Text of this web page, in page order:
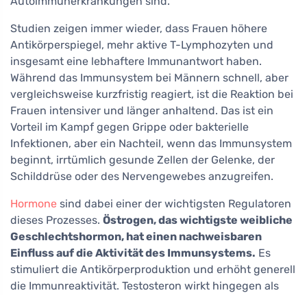
Studien zeigen immer wieder, dass Frauen höhere
Antikörperspiegel, mehr aktive T-Lymphozyten und
insgesamt eine lebhaftere Immunantwort haben.
Während das Immunsystem bei Männern schnell, aber
vergleichsweise kurzfristig reagiert, ist die Reaktion bei
Frauen intensiver und länger anhaltend. Das ist ein
Vorteil im Kampf gegen Grippe oder bakterielle
Infektionen, aber ein Nachteil, wenn das Immunsystem
beginnt, irrtümlich gesunde Zellen der Gelenke, der
Schilddrüse oder des Nervengewebes anzugreifen.
Hormone sind dabei einer der wichtigsten Regulatoren
dieses Prozesses. Östrogen, das wichtigste weibliche
Geschlechtshormon, hat einen nachweisbaren
Einfluss auf die Aktivität des Immunsystems. Es
stimuliert die Antikörperproduktion und erhöht generell
die Immunreaktivität. Testosteron wirkt hingegen als